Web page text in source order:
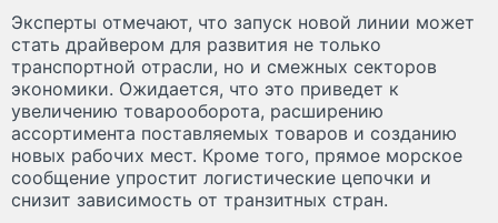
Эксперты отмечают, что запуск новой линии может
стать драйвером для развития не только
транспортной отрасли, но и смежных секторов
экономики. Ожидается, что это приведет к
увеличению товарооборота, расширению
ассортимента поставляемых товаров и созданию
новых рабочих мест. Кроме того, прямое морское
сообщение упростит логистические цепочки и
снизит зависимость от транзитных стран.